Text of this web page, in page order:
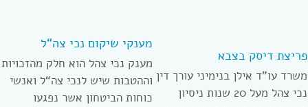
פריצת דיסק בצבא
משרד עו”ד אילן בנימיני עורך דין
נכי צהל מעל 20 שנות ניסיון
מענקי שיקום נכי צה“ל
מענק נכי צהל הוא חלק מהזכויות
וההטבות שיש לנכי צה“ל ואנשי
כוחות הביטחון אשר נפגעו